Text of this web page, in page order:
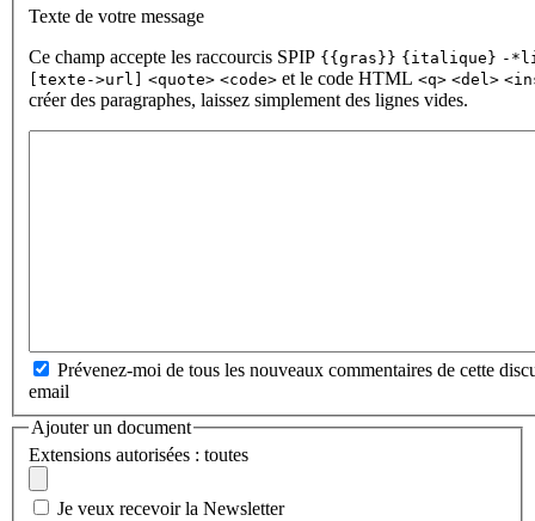
Texte de votre message
Ce champ accepte les raccourcis SPIP {{gras}} {italique} -
[texte->url] <quote> <code> et le code HTML <q> <del>
créer des paragraphes, laissez simplement des lignes vides.
Prévenez-moi de tous les nouveaux commentaires de cette
email
Ajouter un document
Extensions autorisées : toutes
Je veux recevoir la Newsletter